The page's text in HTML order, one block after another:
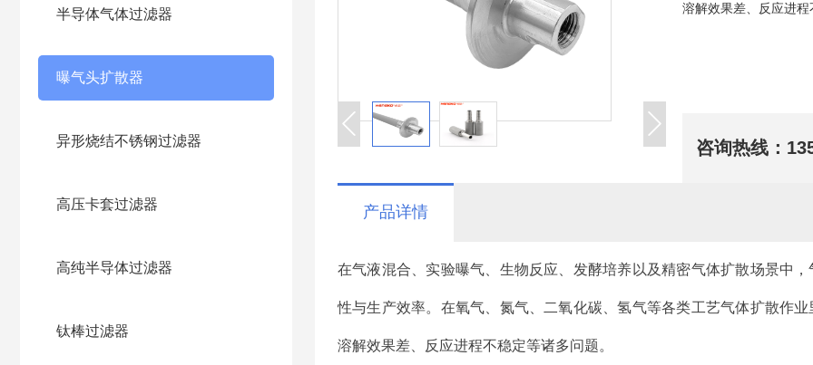
半导体气体过滤器
曝气头扩散器
异形烧结不锈钢过滤器
高压卡套过滤器
高纯半导体过滤器
钛棒过滤器
溶解效果差、反应进
咨询热线：
产品详情
在气液混合、实验曝气、生物反应、发酵培养以及精密气体扩散场景中
性与生产效率。在氧气、氮气、二氧化碳、氢气等各类工艺气体扩散作
溶解效果差、反应进程不稳定等诸多问题。